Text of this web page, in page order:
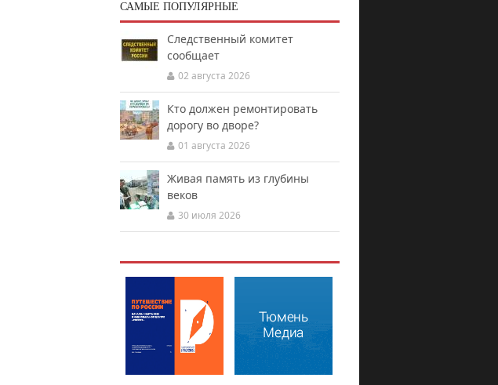
САМЫЕ ПОПУЛЯРНЫЕ
Следственный комитет
сообщает
02 августа 2026
Кто должен ремонтировать
дорогу во дворе?
01 августа 2026
Живая память из глубины
веков
30 июля 2026